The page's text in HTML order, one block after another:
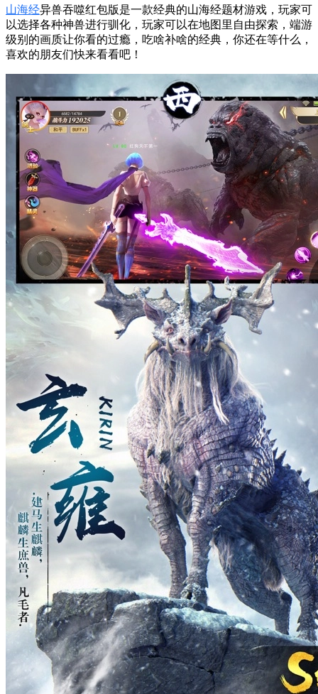
山海经异兽吞噬红包版是一款经典的山海经题材游戏，玩家可
以选择各种神兽进行驯化，玩家可以在地图里自由探索，端游
级别的画质让你看的过瘾，吃啥补啥的经典，你还在等什么，
喜欢的朋友们快来看看吧！